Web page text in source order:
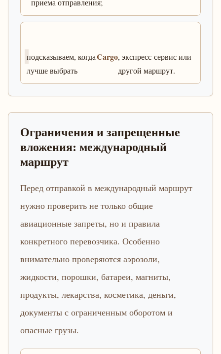
приема отправления;
подсказываем, когда
лучше выбрать
Cargo, экспресс-сервис или
другой маршрут.
Ограничения и запрещенные
вложения: международный
маршрут
Перед отправкой в международный маршрут
нужно проверить не только общие
авиационные запреты, но и правила
конкретного перевозчика. Особенно
внимательно проверяются аэрозоли,
жидкости, порошки, батареи, магниты,
продукты, лекарства, косметика, деньги,
документы с ограниченным оборотом и
опасные грузы.